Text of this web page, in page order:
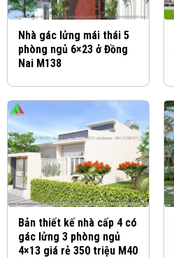
Nhà gác lửng mái thái 5
phòng ngủ 6×23 ở Đồng
Nai M138
Bản thiết kế nhà cấp 4 có
gác lửng 3 phòng ngủ
4×13 giá rẻ 350 triệu M40